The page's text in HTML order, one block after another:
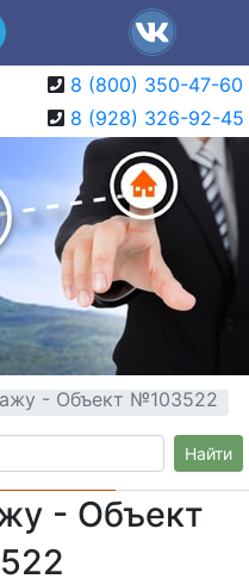
8 (800) 350-47-60
8 (928) 326-92-45
- Объект №103522
Найти
- Объект